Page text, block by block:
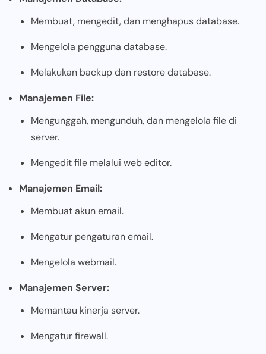
Membuat, mengedit, dan menghapus database.
Mengelola pengguna database.
Melakukan backup dan restore database.
Manajemen File:
Mengunggah, mengunduh, dan mengelola file di
server.
Mengedit file melalui web editor.
Manajemen Email:
Membuat akun email.
Mengatur pengaturan email.
Mengelola webmail.
Manajemen Server:
Memantau kinerja server.
Mengatur firewall.